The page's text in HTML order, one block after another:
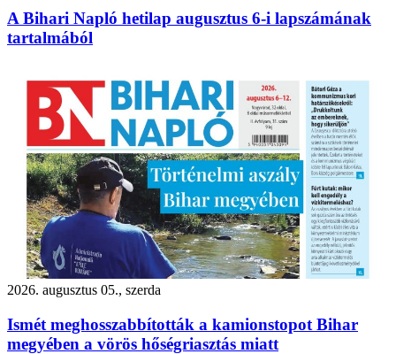
A Bihari Napló hetilap augusztus 6-i lapszámának
tartalmából
2026. augusztus 05., szerda
Ismét meghosszabbították a kamionstopot Bihar
megyében a vörös hőségriasztás miatt